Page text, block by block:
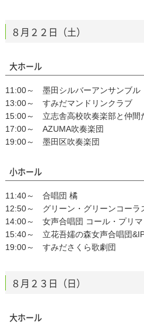
８月２２日（土）
大ホール
11:00～ 墨田シルバーアンサンブル
13:00～ すみだマンドリンクラブ
15:00～ 立志舎高校吹奏楽部と仲間
17:00～ AZUMA吹奏楽団
19:00～ 墨田区吹奏楽団
小ホール
11:40～ 合唱団 橘
12:50～ グリーン・グリーンコーラ
14:00～ 女声合唱団 コール・プリマ
15:40～ 立花吾嬬の森女声合唱団
19:00～ すみださくら歌劇団
８月２３日（日）
大ホール